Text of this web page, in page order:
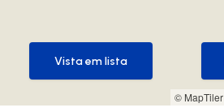
© MapTiler
Vista em lista
Vista em lista